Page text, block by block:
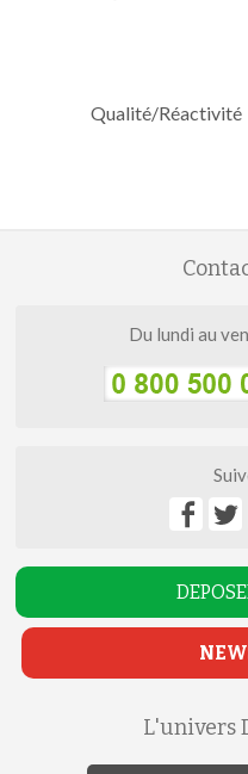
Qualité/Réactivité
Du lundi au
L'univers